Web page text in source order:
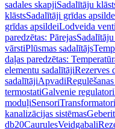
sadales skapjiSadalītāju
klāstsSadalītāji grīdas
grīdas apsildeiLodveida
paredzētas: Pārejas
vārstiPlūsmas sadalītājs
daļas paredzētas:
elementu sadalītājiRezerves
sadalītājiApvadi
termostatiGalvenie regulatori
moduļiSensoriTransformatori
kanalizācijas sistēmas
db20CaurulesVeidgabali